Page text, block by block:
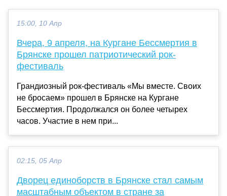
15:00, 10 Апр
Вчера, 9 апреля, на Кургане Бессмертия в
Брянске прошел патриотический рок-
фестиваль
Грандиозный рок-фестиваль «Мы вместе. Своих
не бросаем» прошел в Брянске на Кургане
Бессмертия. Продолжался он более четырех
часов. Участие в нем при...
02:15, 05 Апр
Дворец единоборств в Брянске стал самым
масштабным объектом в стране за